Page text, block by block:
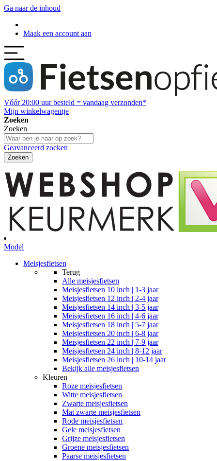
Ga naar de inhoud
Maak een account aan
Vóór 20:00 uur besteld = vandaag verzonden*
Mijn winkelwagentje
Zoeken
Zoeken
Geavanceerd zoeken
Zoeken
Model
Meisjesfietsen
Terug
Alle meisjesfietsen
Meisjesfietsen 10 inch | 1-3 jaar
Meisjesfietsen 12 inch | 2-4 jaar
Meisjesfietsen 14 inch | 3-5 jaar
Meisjesfietsen 16 inch | 4-6 jaar
Meisjesfietsen 18 inch | 5-7 jaar
Meisjesfietsen 20 inch | 6-8 jaar
Meisjesfietsen 22 inch | 7-9 jaar
Meisjesfietsen 24 inch | 8-12 jaar
Meisjesfietsen 26 inch | 10-14 jaar
Bekijk alle meisjesfietsen
Kleuren
Roze meisjesfietsen
Witte meisjesfietsen
Zwarte meisjesfietsen
Mat zwarte meisjesfietsen
Rode meisjesfietsen
Gele meisjesfietsen
Grijze meisjesfietsen
Groene meisjesfietsen
Paarse meisjesfietsen